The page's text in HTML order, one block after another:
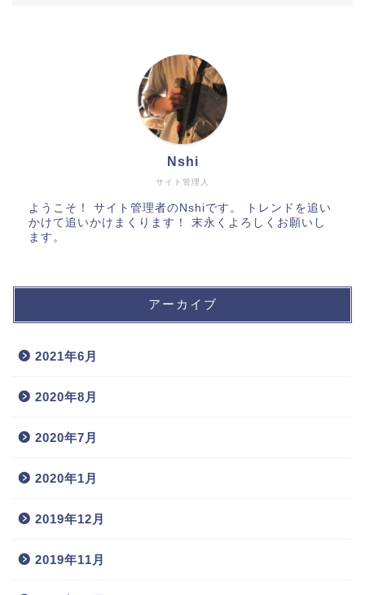
サイト管理人
Nshi
ようこそ！ サイト管理者のNshiです。 トレンドを追い
かけて追いかけまくります！ 末永くよろしくお願いし
ます。
アーカイブ
2021年6月
2020年8月
2020年7月
2020年1月
2019年12月
2019年11月